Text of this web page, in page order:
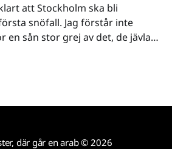
att Stockholm ska bli
snöfall. Jag förstår inte
en sån stor grej av det, de jävla
förutse att det skulle bli vinter
där går en arab© 2026